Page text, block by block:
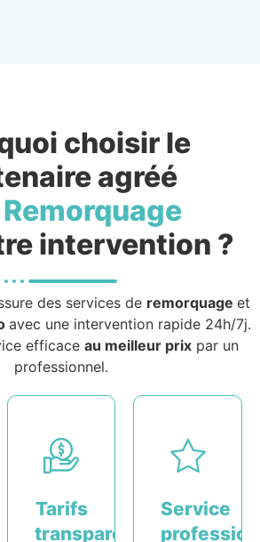
choisir le
agréé
intervention ?
des services de remorquage et
avec une intervention rapide 24h/7j.
efficace au meilleur prixpar un
professionnel.
Tarifs
transparents
Service